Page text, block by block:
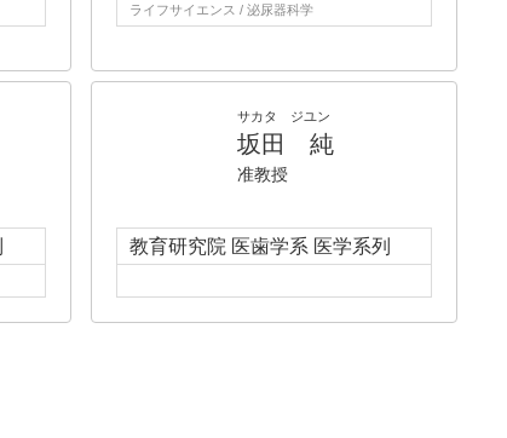
ライフサイエンス / 泌尿器科学
サカタ ジユン
坂田 純
准教授
教育研究院 医歯学系 医学系列